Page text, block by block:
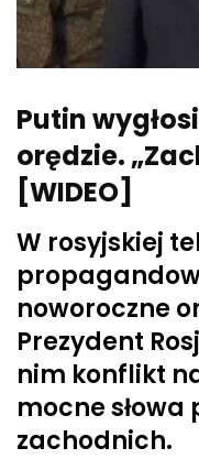
Putin
orędzie.
[WIDEO]
W rosyjskiej
noworoczne
Prezydent
nim konflikt
mocne
zachodnich.